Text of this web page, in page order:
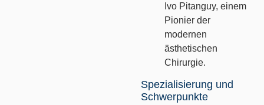
Ivo Pitanguy, einem
Pionier der
modernen
ästhetischen
Chirurgie.
Spezialisierung und
Schwerpunkte